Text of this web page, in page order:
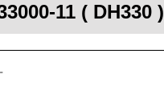
11 ( DH330 )